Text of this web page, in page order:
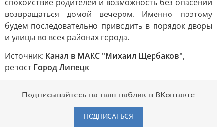
спокойствие родителей и возможность без опасений
возвращаться домой вечером. Именно поэтому
будем последовательно приводить в порядок дворы
и улицы во всех районах города.
Источник: Канал в МАКС "Михаил Щербаков",
репост Город Липецк
Подписывайтесь на наш паблик в ВКонтакте
ПОДПИСАТЬСЯ